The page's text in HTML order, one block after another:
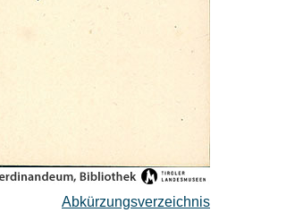
Abkürzungsverzeichnis